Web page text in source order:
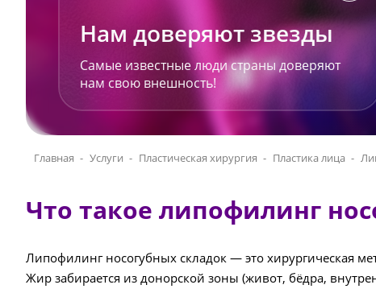
Нам доверяют звезды
Самые известные люди страны доверяют
нам свою внешность!
Главная Услуги Пластическая хирургия Пластика лица
Что такое липофилинг
Липофилинг носогубных складок — это хирургическая
Жир забирается из донорской зоны (живот, бёдра,